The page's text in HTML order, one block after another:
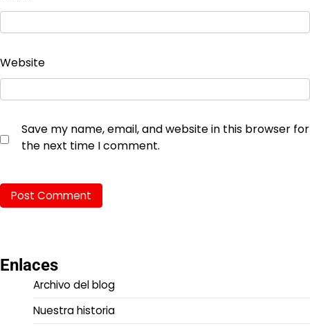
Website
Save my name, email, and website in this browser for
the next time I comment.
Enlaces
Archivo del blog
Nuestra historia